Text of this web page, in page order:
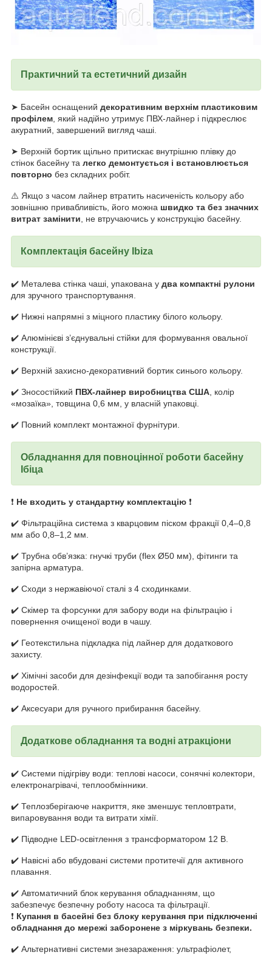
Практичний та естетичний дизайн
➤ Басейн оснащений декоративним верхнім пластиковим
профілем , який надійно утримує ПВХ-лайнер і підкреслює
акуратний, завершений вигляд чаші.
➤ Верхній бортик щільно притискає внутрішню плівку до
стінок басейну та легко демонтується і встановлюється
повторно без складних робіт.
⚠️ Якщо з часом лайнер втратить насиченість кольору або
зовнішню привабливість, його можна швидко та без значних
витрат замінити , не втручаючись у конструкцію басейну.
Комплектація басейну Ibiza
✔️ Металева стінка чаші, упакована у два компактні рулони
для зручного транспортування.
✔️ Нижні напрямні з міцного пластику білого кольору.
✔️ Алюмінієві з’єднувальні стійки для формування овальної
конструкції.
✔️ Верхній захисно-декоративний бортик синього кольору.
✔️ Зносостійкий ПВХ-лайнер виробництва США , колір
«мозаїка», товщина 0,6 мм, у власній упаковці.
✔️ Повний комплект монтажної фурнітури.
Обладнання для повноцінної роботи басейну
Ібіца
❗ Не входить у стандартну комплектацію ❗
✔️ Фільтраційна система з кварцовим піском фракції 0,4–0,8
мм або 0,8–1,2 мм.
✔️ Трубна обв’язка: гнучкі труби (flex Ø50 мм), фітинги та
запірна арматура.
✔️ Сходи з нержавіючої сталі з 4 сходинками.
✔️ Скімер та форсунки для забору води на фільтрацію і
повернення очищеної води в чашу.
✔️ Геотекстильна підкладка під лайнер для додаткового
захисту.
✔️ Хімічні засоби для дезінфекції води та запобігання росту
водоростей.
✔️ Аксесуари для ручного прибирання басейну.
Додаткове обладнання та водні атракціони
✔️ Системи підігріву води: теплові насоси, сонячні колектори,
електронагрівачі, теплообмінники.
✔️ Теплозберігаюче накриття, яке зменшує тепловтрати,
випаровування води та витрати хімії.
✔️ Підводне LED-освітлення з трансформатором 12 В.
✔️ Навісні або вбудовані системи протитечії для активного
плавання.
✔️ Автоматичний блок керування обладнанням, що
забезпечує безпечну роботу насоса та фільтрації.
❗ Купання в басейні без блоку керування при підключенні
обладнання до мережі заборонене з міркувань безпеки.
✔️ Альтернативні системи знезараження: ультрафіолет,